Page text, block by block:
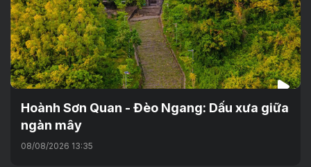
Hoành Sơn Quan - Đèo Ngang: Dấu xưa giữa
ngàn mây
08/08/2026 13:35